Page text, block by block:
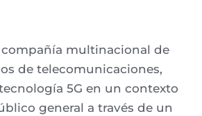
multinacional de
de telecomunicaciones,
5G en un contexto
general a través de un